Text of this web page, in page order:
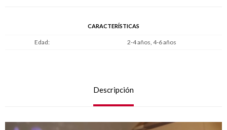
CARACTERÍSTICAS
Edad 2-4 años, 4-6 años
Descripción